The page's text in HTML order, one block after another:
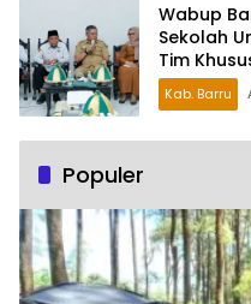
Wabup
Sekolah
Tim
Kab. Barru
Populer